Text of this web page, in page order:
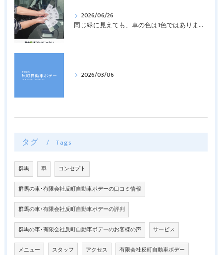
2026/06/26
同じ緑に見えても、車の色は1色ではありません 🚗🌿
2026/03/06
タグ Tags
群馬 車 コンセプト
群馬の車･有限会社反町自動車ボデーの口コミ情報
群馬の車･有限会社反町自動車ボデーの評判
群馬の車･有限会社反町自動車ボデーのお客様の声 サービス
メニュー スタッフ アクセス 有限会社反町自動車ボデー